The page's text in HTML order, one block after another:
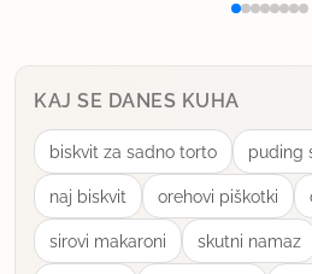
Lep pozdrav,
Senka
uporabno
KAJ SE DANES KUHA
biskvit za sadno torto puding
naj biskvit orehovi piškotki
sirovi makaroni skutni namaz